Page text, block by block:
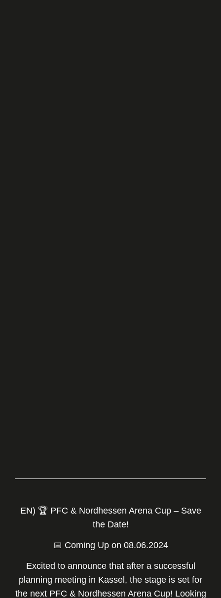
EN) 🏆 PFC & Nordhessen Arena Cup – Save
the Date!
📅 Coming Up on 08.06.2024
Excited to announce that after a successful
planning meeting in Kassel, the stage is set for
the next PFC & Nordhessen Arena Cup! Looking